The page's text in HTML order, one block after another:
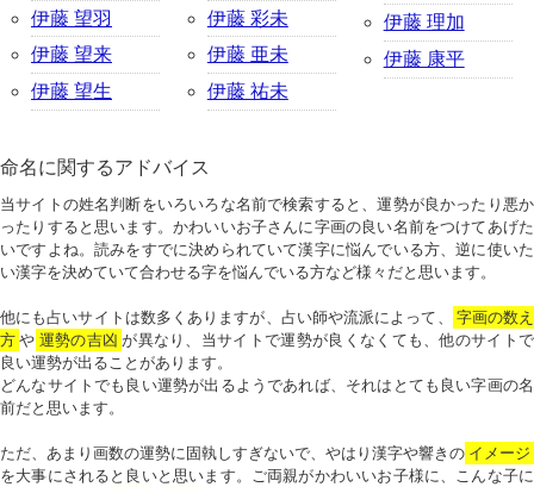
伊藤 望羽
伊藤 望来
伊藤 望生
伊藤 彩未
伊藤 亜未
伊藤 祐未
伊藤 理加
伊藤 康平
命名に関するアドバイス
当サイトの姓名判断をいろいろな名前で検索すると、運勢が良かったり悪か
ったりすると思います。かわいいお子さんに字画の良い名前をつけてあげた
いですよね。読みをすでに決められていて漢字に悩んでいる方、逆に使いた
い漢字を決めていて合わせる字を悩んでいる方など様々だと思います。
他にも占いサイトは数多くありますが、占い師や流派によって、
字画の数え
方 や 運勢の吉凶 が異なり、当サイトで運勢が良くなくても、他のサイトで
良い運勢が出ることがあります。
どんなサイトでも良い運勢が出るようであれば、それはとても良い字画の名
前だと思います。
ただ、あまり画数の運勢に固執しすぎないで、やはり漢字や響きの イメージ
を大事にされると良いと思います。ご両親がかわいいお子様に、こんな子に